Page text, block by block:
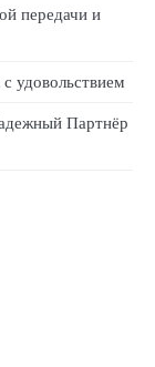
передачи и
удовольствием
Партнёр